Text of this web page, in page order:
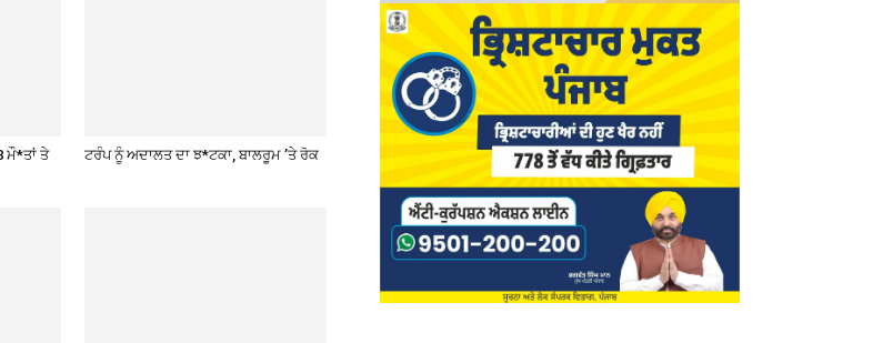
ਮੌ*ਤਾਂ ਤੇ
ਟਰੰਪ ਨੂੰ ਅਦਾਲਤ ਦਾ ਝ*ਟਕਾ, ਬਾਲਰੂਮ ’ਤੇ ਰੋਕ